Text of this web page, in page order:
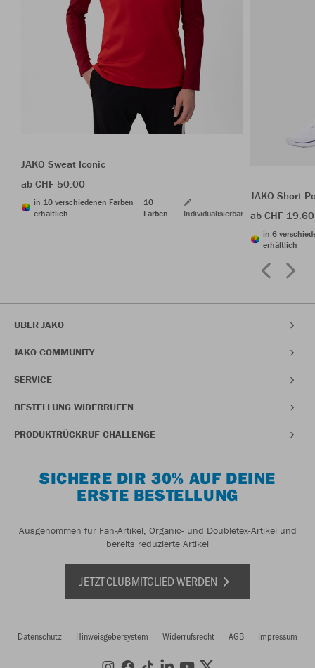
JAKO Sweat Iconic
ab CHF 50.00
in 10 verschiedenen Farben
erhältlich
10
Farben
Individualisierbar
JAKO Short
ab CHF 19.60
in 6
erhältlich
ÜBER JAKO
JAKO COMMUNITY
SERVICE
BESTELLUNG WIDERRUFEN
PRODUKTRÜCKRUF CHALLENGE
SICHERE DIR 30% AUF DEINE
ERSTE BESTELLUNG
Ausgenommen für Fan-Artikel, Organic- und Doubletex-Artikel und
bereits reduzierte Artikel
JETZT CLUBMITGLIED WERDEN
Datenschutz Hinweisgebersystem Widerrufsrecht AGB Impressum